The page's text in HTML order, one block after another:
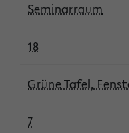
Seminarraum
18
Grüne Tafel,
7